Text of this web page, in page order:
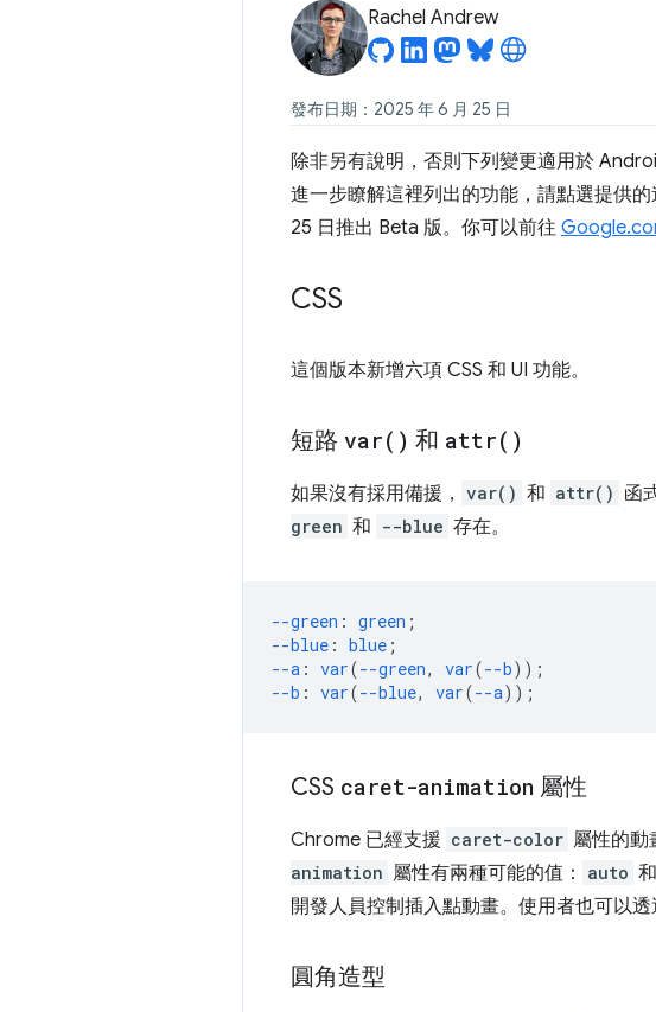
Rachel Andrew
發布日期：2025 年 6 月 25 日
除非另有說明，否則下列變更適用於
進一步瞭解這裡列出的功能，請點選提供
25 日推出 Beta 版。你可以前往
CSS
這個版本新增六項 CSS 和 UI 功能。
短路 var( ) 和 attr( )
如果沒有採用備援， var() 和 attr() 函
green 和 --blue 存在。
--green : green ;
--blue : blue ;
--a : var(--green, var(--b));
--b : var(--blue, var(--a));
CSS caret-animation 屬性
Chrome 已經支援 caret-color 屬性的動
animation 屬性有兩種可能的值： auto 和
開發人員控制插入點動畫。使用者也可以透
圓角造型